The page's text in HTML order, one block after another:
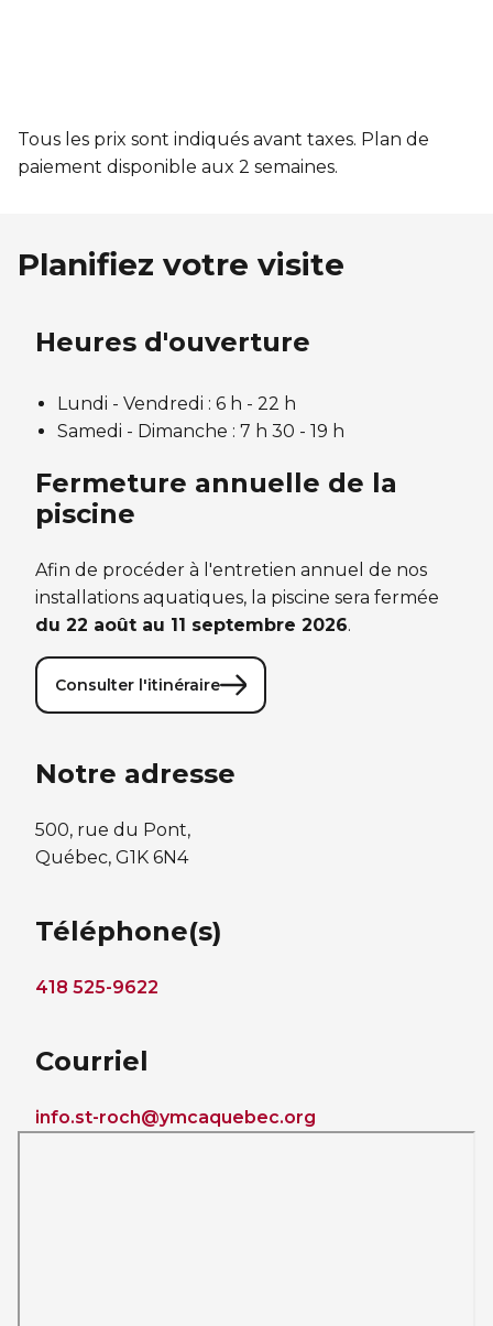
Tous les prix sont indiqués avant taxes. Plan de
paiement disponible aux 2 semaines.
Planifiez votre visite
Heures d'ouverture
Lundi - Vendredi : 6 h - 22 h
Samedi - Dimanche : 7 h 30 - 19 h
Fermeture annuelle de la
piscine
Afin de procéder à l'entretien annuel de nos
installations aquatiques, la piscine sera fermée
du 22 août au 11 septembre 2026.
Consulter l'itinéraire
Notre adresse
500, rue du Pont,
Québec, G1K 6N4
Téléphone(s)
418 525-9622
Courriel
info.st-roch@ymcaquebec.org